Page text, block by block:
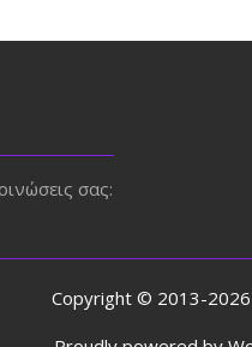
σας:
Copyright © 2013-